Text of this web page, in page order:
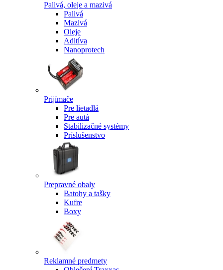
Palivá, oleje a mazivá
Palivá
Mazivá
Oleje
Aditíva
Nanoprotech
Prijímače
Pre lietadlá
Pre autá
Stabilizačné systémy
Príslušenstvo
Prepravné obaly
Batohy a tašky
Kufre
Boxy
Reklamné predmety